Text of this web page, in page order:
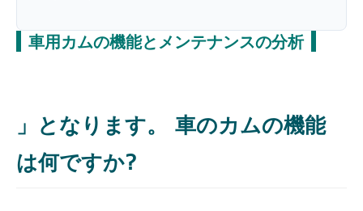
車用カムの機能とメンテナンスの分析
」となります。 車のカムの機能
は何ですか?